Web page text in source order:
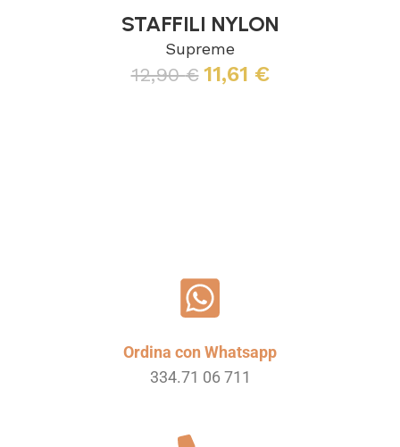
STAFFILI NYLON
Supreme
12,90€ 11,61 €
Ordina con Whatsapp
334.71 06 711